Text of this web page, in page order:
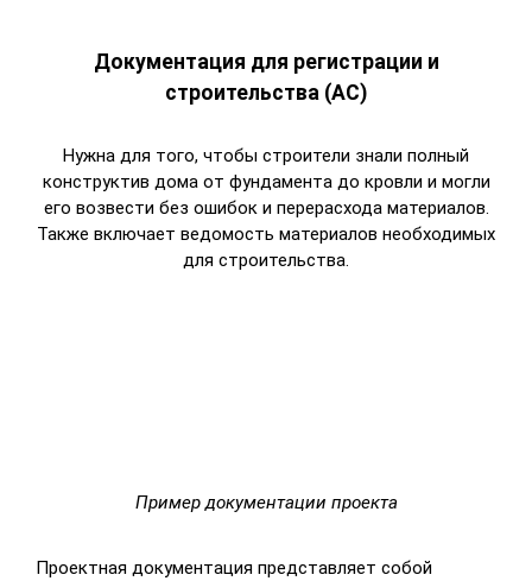
Документация для регистрации и
строительства (АС)
Нужна для того, чтобы строители знали полный
конструктив дома от фундамента до кровли и могли
его возвести без ошибок и перерасхода материалов.
Также включает ведомость материалов необходимых
для строительства.
Пример документации проекта
Проектная документация представляет собой